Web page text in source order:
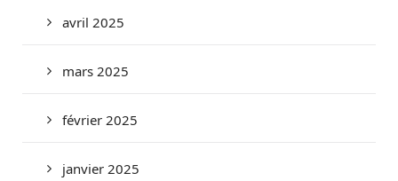
avril 2025
mars 2025
février 2025
janvier 2025